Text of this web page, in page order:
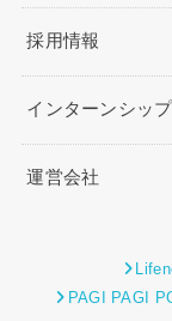
採用情報
インターンシッ
運営会社
PAGI PAGI